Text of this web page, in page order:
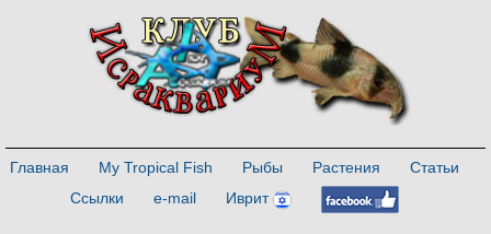
Главная My Tropical Fish Рыбы Растения
Статьи
Ссылки
e-mail Иврит